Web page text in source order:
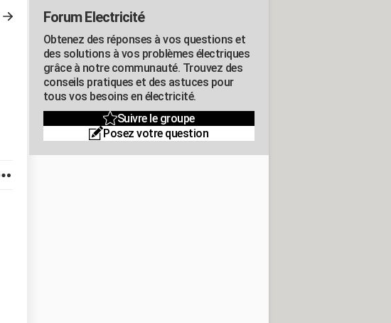
Forum Electricité
Obtenez des réponses à vos questions et
des solutions à vos problèmes électriques
grâce à notre communauté. Trouvez des
conseils pratiques et des astuces pour
tous vos besoins en électricité.
Suivre le groupe
Posez votre question